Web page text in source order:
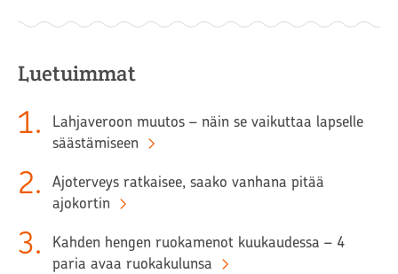
Luetuimmat
1.
Lahjaveroon muutos – näin se vaikuttaa lapselle
säästämiseen
2.
Ajoterveys ratkaisee, saako vanhana pitää
ajokortin
3.
Kahden hengen ruokamenot kuukaudessa – 4
paria avaa ruokakulunsa